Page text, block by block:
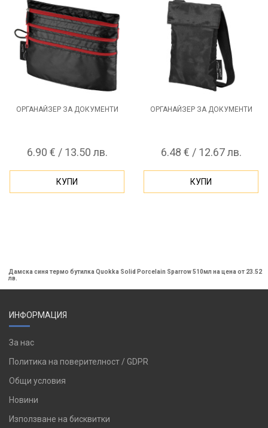
ОРГАНАЙЗЕР ЗА ДОКУМЕНТИ
6.90 € / 13.50 лв.
КУПИ
ОРГАНАЙЗЕР ЗА ДОКУМЕНТИ
6.48 € / 12.67 лв.
КУПИ
Дамска синя термо бутилка Quokka Solid Porcelain Sparrow 510мл на цена от 23.52
лв.
ИНФОРМАЦИЯ
За нас
Политика на поверителност / GDPR
Общи условия
Новини
Използване на бисквитки